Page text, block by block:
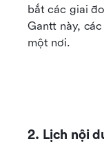
bắt các giai
Gantt này,
một nơi.
2. Lịch nội